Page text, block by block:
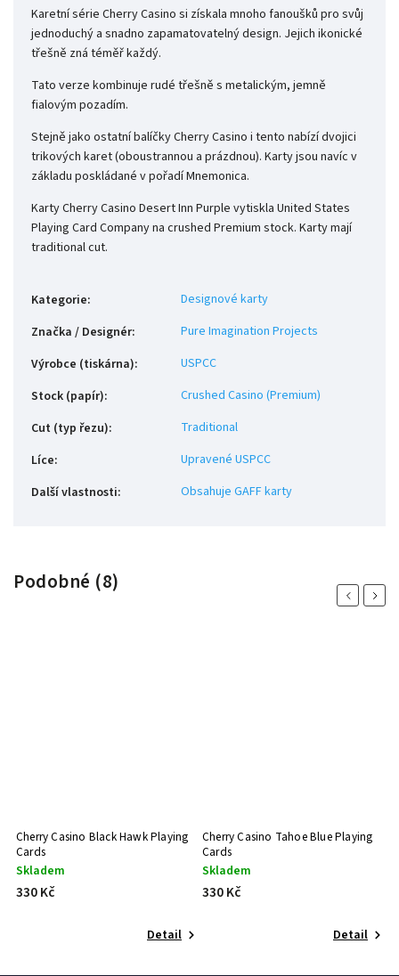
Karetní série Cherry Casino si získala mnoho fanoušků pro svůj
jednoduchý a snadno zapamatovatelný design. Jejich ikonické
třešně zná téměř každý.
Tato verze kombinuje rudé třešně s metalickým, jemně
fialovým pozadím.
Stejně jako ostatní balíčky Cherry Casino i tento nabízí dvojici
trikových karet (oboustrannou a prázdnou). Karty jsou navíc v
základu poskládané v pořadí Mnemonica.
Karty Cherry Casino Desert Inn Purple vytiskla United States
Playing Card Company na crushed Premium stock. Karty mají
traditional cut.
Kategorie:
Designové karty
Značka / Designér:
Pure Imagination Projects
Výrobce (tiskárna):
USPCC
Stock (papír):
Crushed Casino (Premium)
Cut (typ řezu):
Traditional
Líce:
Upravené USPCC
Další vlastnosti: Obsahuje GAFF karty
Podobné (8)
Previous
Cherry Casino Black Hawk Playing
Cards
Skladem
330 Kč
Detail
Cherry Casino Tahoe Blue Playing
Cards
Skladem
330 Kč
Detail
Next